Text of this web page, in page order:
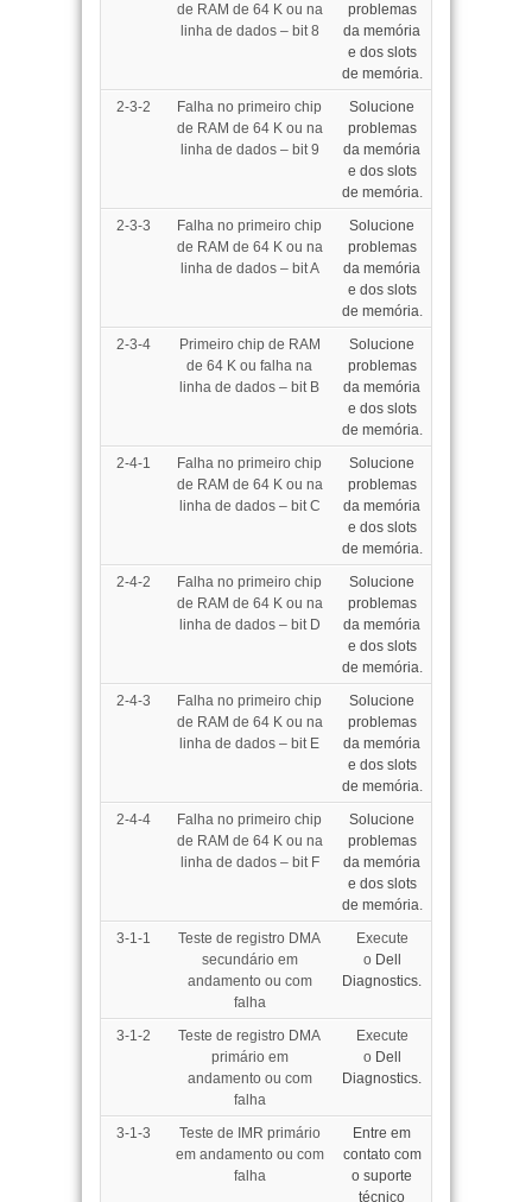
de RAM de 64 K ou na
linha de dados – bit 8
problemas
da memória
e dos slots
de memória.
2-3-2
Falha no primeiro chip
de RAM de 64 K ou na
linha de dados – bit 9
Solucione
problemas
da memória
e dos slots
de memória.
2-3-3
Falha no primeiro chip
de RAM de 64 K ou na
linha de dados – bit A
Solucione
problemas
da memória
e dos slots
de memória.
2-3-4
Primeiro chip de RAM
de 64 K ou falha na
linha de dados – bit B
Solucione
problemas
da memória
e dos slots
de memória.
2-4-1
Falha no primeiro chip
de RAM de 64 K ou na
linha de dados – bit C
Solucione
problemas
da memória
e dos slots
de memória.
2-4-2
Falha no primeiro chip
de RAM de 64 K ou na
linha de dados – bit D
Solucione
problemas
da memória
e dos slots
de memória.
2-4-3
Falha no primeiro chip
de RAM de 64 K ou na
linha de dados – bit E
Solucione
problemas
da memória
e dos slots
de memória.
2-4-4
Falha no primeiro chip
de RAM de 64 K ou na
linha de dados – bit F
Solucione
problemas
da memória
e dos slots
de memória.
3-1-1
Teste de registro DMA
secundário em
andamento ou com
falha
Execute
o Dell
Diagnostics.
3-1-2
Teste de registro DMA
primário em
andamento ou com
falha
Execute
o Dell
Diagnostics.
3-1-3
Teste de IMR primário
em andamento ou com
falha
Entre em
contato com
o suporte
técnico